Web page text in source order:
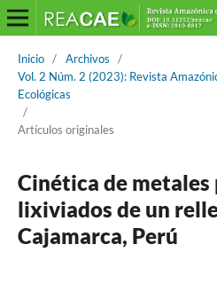
Inicio / Archivos
/
Vol. 2 Núm. 2 (2023): Revista
Ecológicas
/
Artículos originales
Cinética de metales
lixiviados de un
Cajamarca, Perú